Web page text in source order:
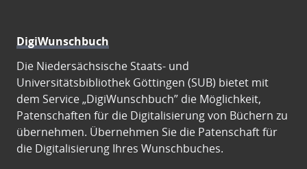
DigiWunschbuch
Die Niedersächsische Staats- und
Universitätsbibliothek Göttingen (SUB) bietet mit
dem Service „DigiWunschbuch” die Möglichkeit,
Patenschaften für die Digitalisierung von Büchern zu
übernehmen. Übernehmen Sie die Patenschaft für
die Digitalisierung Ihres Wunschbuches.